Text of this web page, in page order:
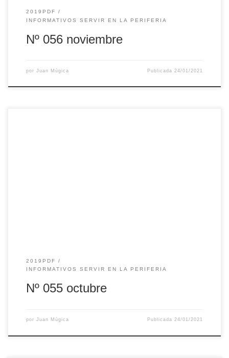
2019PDF
INFORMATIVOS SERVIR EN LA PERIFERIA
Nº 056 noviembre
por Juan Múgica Publicada 24/01/2021
2019PDF
INFORMATIVOS SERVIR EN LA PERIFERIA
Nº 055 octubre
por Juan Múgica Publicada24/01/2021